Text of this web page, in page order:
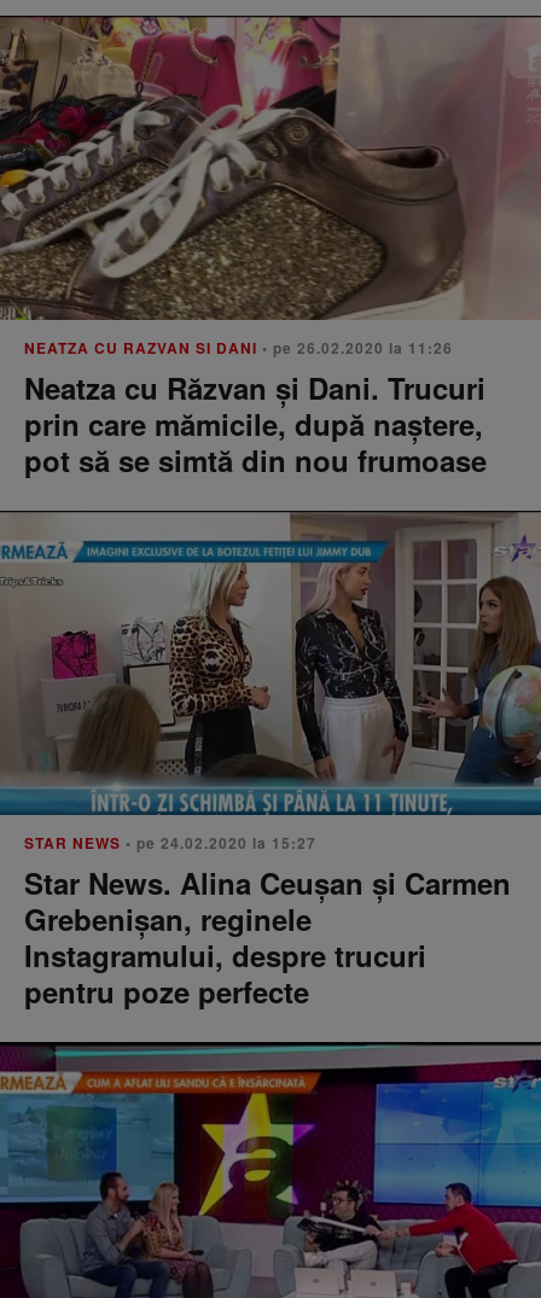
NEATZA CU RAZVAN SI DANI • pe 26.02.2020 la 11:26
Neatza cu Răzvan și Dani. Trucuri
prin care mămicile, după naștere,
pot să se simtă din nou frumoase
STAR NEWS • pe 24.02.2020 la 15:27
Star News. Alina Ceuşan şi Carmen
Grebenişan, reginele
Instagramului, despre trucuri
pentru poze perfecte